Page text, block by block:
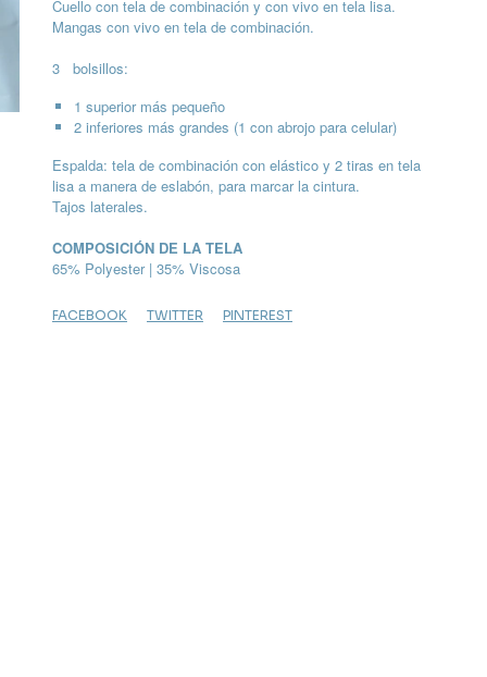
Cuello con tela de combinación y con vivo en tela lisa.
Mangas con vivo en tela de combinación.
3 bolsillos:
1 superior más pequeño
2 inferiores más grandes (1 con abrojo para celular)
Espalda: tela de combinación con elástico y 2 tiras en tela
lisa a manera de eslabón, para marcar la cintura.
Tajos laterales.
COMPOSICIÓN DE LA TELA
65% Polyester | 35% Viscosa
FACEBOOK TWITTER PINTEREST